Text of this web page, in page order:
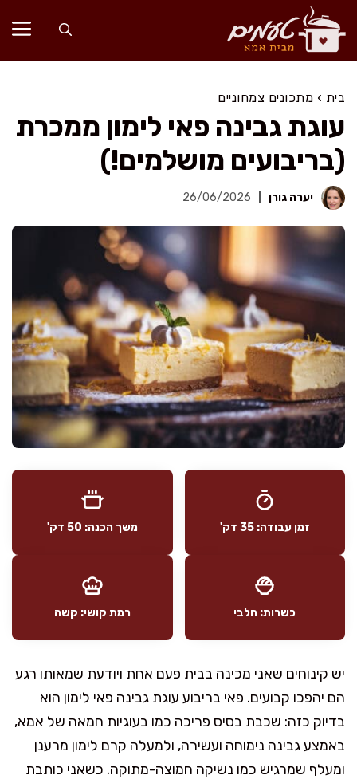
לדלג
לתוכן
בית › מתכונים צמחוניים
עוגת גבינה פאי לימון ממכרת
(בריבועים מושלמים!)
יערה גורן 26/06/2026
זמן עבודה: 35 דק' משך הכנה: 50 דק'
כשרות: חלבי רמת קושי: קשה
יש קינוחים שאני מכינה בבית פעם אחת ויודעת שמאותו רגע
הם יהפכו קבועים. פאי בריבוע עוגת גבינה פאי לימון הוא
בדיוק כזה: שכבת בסיס פריכה כמו בעוגיות חמאה של אמא,
באמצע גבינה נימוחה ועשירה, ולמעלה קרם לימון מרענן
ומעלף שמרגיש כמו נשיקה חמוצה-מתוקה. כשאני כותבת